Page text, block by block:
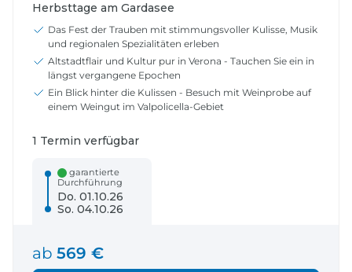
Herbsttage am Gardasee
Das Fest der Trauben mit stimmungsvoller Kulisse, Musik
und regionalen Spezialitäten erleben
Altstadtflair und Kultur pur in Verona - Tauchen Sie ein in
längst vergangene Epochen
Ein Blick hinter die Kulissen - Besuch mit Weinprobe auf
einem Weingut im Valpolicella-Gebiet
garantierte
Durchführung
Do. 01.10.26
So. 04.10.26
1 Termin verfügbar
ab 569 €